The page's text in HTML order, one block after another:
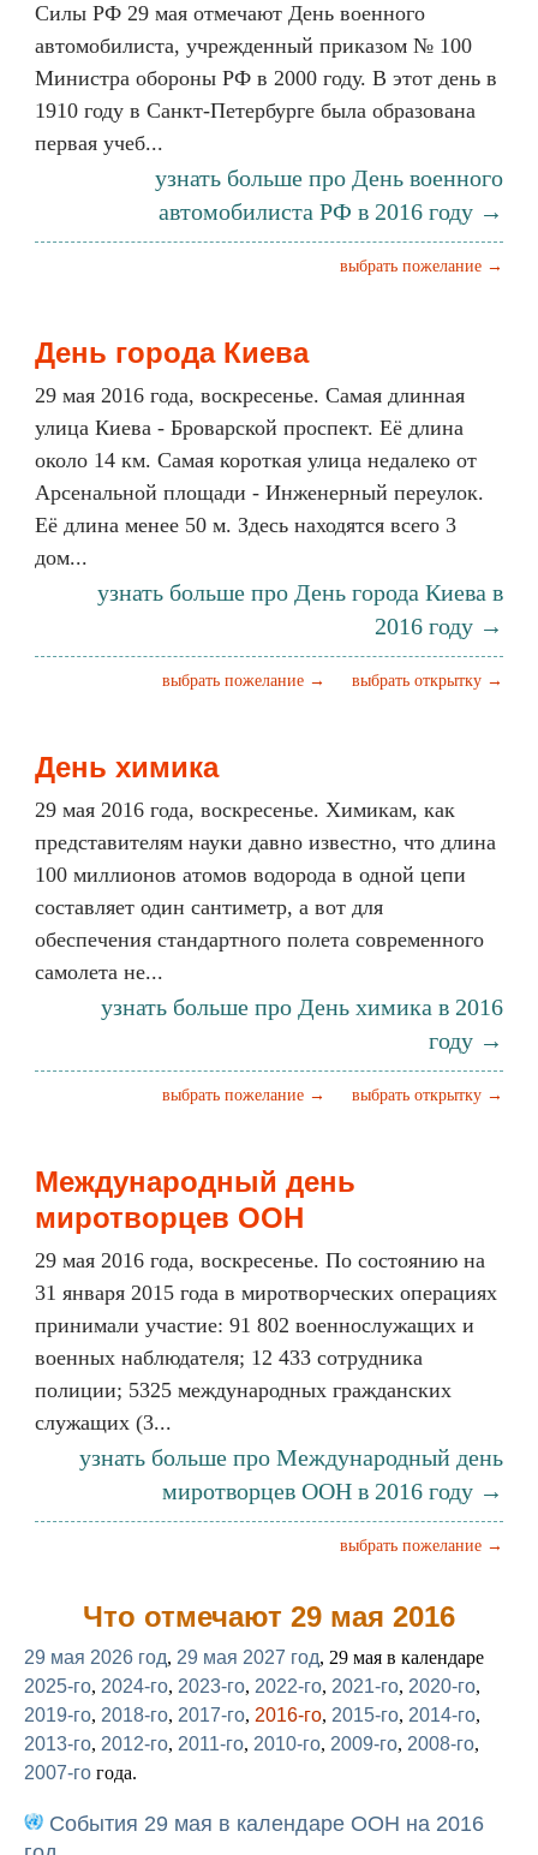
Силы РФ 29 мая отмечают День военного
автомобилиста, учрежденный приказом № 100
Министра обороны РФ в 2000 году. В этот день в
1910 году в Санкт-Петербурге была образована
первая учеб...
узнать больше про День военного
автомобилиста РФ в 2016 году →
выбрать пожелание →
День города Киева
29 мая 2016 года, воскресенье. Самая длинная
улица Киева - Броварской проспект. Её длина
около 14 км. Самая короткая улица недалеко от
Арсенальной площади - Инженерный переулок.
Её длина менее 50 м. Здесь находятся всего 3
дом...
узнать больше про День города Киева в
2016 году →
выбрать открытку →
выбрать пожелание →
День химика
29 мая 2016 года, воскресенье. Химикам, как
представителям науки давно известно, что длина
100 миллионов атомов водорода в одной цепи
составляет один сантиметр, а вот для
обеспечения стандартного полета современного
самолета не...
узнать больше про День химика в 2016
году →
выбрать открытку →
выбрать пожелание →
Международный день
миротворцев ООН
29 мая 2016 года, воскресенье. По состоянию на
31 января 2015 года в миротворческих операциях
принимали участие: 91 802 военнослужащих и
военных наблюдателя; 12 433 сотрудника
полиции; 5325 международных гражданских
служащих (3...
узнать больше про Международный день
миротворцев ООН в 2016 году →
выбрать пожелание →
Что отмечают 29 мая 2016
29 мая 2026 год, 29 мая 2027 год, 29 мая в календаре
2025-го, 2024-го, 2023-го, 2022-го, 2021-го, 2020-го,
2019-го, 2018-го, 2017-го, 2016-го, 2015-го, 2014-го,
2013-го, 2012-го, 2011-го, 2010-го, 2009-го, 2008-го,
2007-го года.
События 29 мая в календаре ООН на 2016